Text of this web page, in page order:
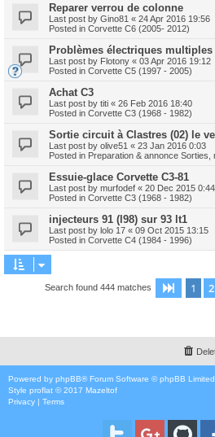
Reparer verrou de colonne
Last post by Gino81 « 24 Apr 2016 19:56
Posted in Corvette C6 (2005- 2012)
Problèmes électriques multiples
Last post by Flotony « 03 Apr 2016 19:12
Posted in Corvette C5 (1997 - 2005)
Achat C3
Last post by titi « 26 Feb 2016 18:40
Posted in Corvette C3 (1968 - 1982)
Sortie circuit à Clastres (02) le
Last post by olive51 « 23 Jan 2016 0:03
Posted in Preparation & annonce Sorties,
Essuie-glace Corvette C3-81
Last post by murfodef « 20 Dec 2015 0:44
Posted in Corvette C3 (1968 - 1982)
injecteurs 91 (l98) sur 93 lt1
Last post by lolo 17 « 09 Oct 2015 13:15
Posted in Corvette C4 (1984 - 1996)
Search found 444 matches Page 1
1 2
Powered by phpBB® Forum Software © phpBB Limited
Style proflat © 2017 Mazeltof
Privacy | Terms